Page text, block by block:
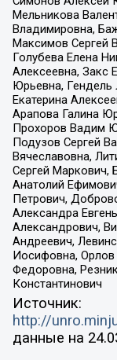
Мельникова
Владимировна,
Максимов Сергей
Голубева Елена
Алексеевна, Закс
Юрьевна,
Екатерина
Арапова Галина
Прохоров Вадим
Подузов Сергей
Вячеславовна,
Сергей Маркович,
Анатолий
Петрович,
Александра
Александрович,
Андреевич,
Иосифовна,
Федоровна,
Константинович
Источник:
http://
данные на